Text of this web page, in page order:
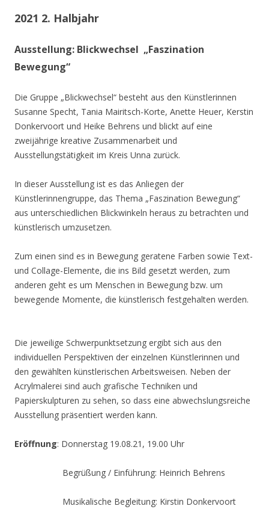
2021 2. Halbjahr
Ausstellung: Blickwechsel „Faszination
Bewegung“
Die Gruppe „Blickwechsel“ besteht aus den Künstlerinnen
Susanne Specht, Tania Mairitsch-Korte, Anette Heuer, Kerstin
Donkervoort und Heike Behrens und blickt auf eine
zweijährige kreative Zusammenarbeit und
Ausstellungstätigkeit im Kreis Unna zurück.
In dieser Ausstellung ist es das Anliegen der
Künstlerinnengruppe, das Thema „Faszination Bewegung“
aus unterschiedlichen Blickwinkeln heraus zu betrachten und
künstlerisch umzusetzen.
Zum einen sind es in Bewegung geratene Farben sowie Text-
und Collage-Elemente, die ins Bild gesetzt werden, zum
anderen geht es um Menschen in Bewegung bzw. um
bewegende Momente, die künstlerisch festgehalten werden.
Die jeweilige Schwerpunktsetzung ergibt sich aus den
individuellen Perspektiven der einzelnen Künstlerinnen und
den gewählten künstlerischen Arbeitsweisen. Neben der
Acrylmalerei sind auch grafische Techniken und
Papierskulpturen zu sehen, so dass eine abwechslungsreiche
Ausstellung präsentiert werden kann.
Eröffnung: Donnerstag 19.08.21, 19.00 Uhr
Begrüßung / Einführung: Heinrich Behrens
Musikalische Begleitung: Kirstin Donkervoort